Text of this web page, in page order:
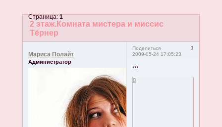
2 этаж.Комната мистера и миссис
Тёрнер
Страница:1
Поделиться
1
2009-05-24 17:05:23
Мариса Полайт
Администратор
***
0